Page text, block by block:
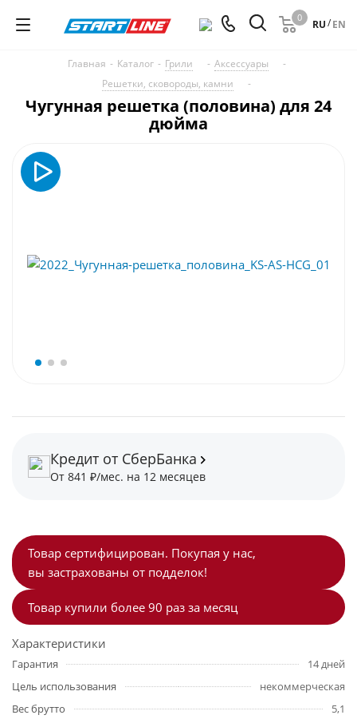
0
RU/EN
Главная - Каталог - Грили - Аксессуары
-
Решетки, сковороды, камни
-
Чугунная решетка (половина) для 24
дюйма
Товар сертифицирован. Покупая у нас,
вы застрахованы от подделок!
Товар купили более 90 раз за месяц
Характеристики
Гарантия
14 дней
Цель использования
некоммерческая
Вес брутто
5,1
Кредит от СберБанка
От 841 ₽/мес. на 12 месяцев